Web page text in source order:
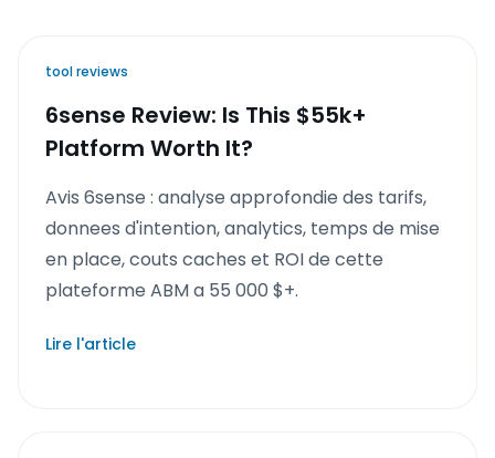
tool reviews
6sense Review: Is This $55k+
Platform Worth It?
Avis 6sense : analyse approfondie des tarifs,
donnees d'intention, analytics, temps de mise
en place, couts caches et ROI de cette
plateforme ABM a 55 000 $+.
Lire l'article